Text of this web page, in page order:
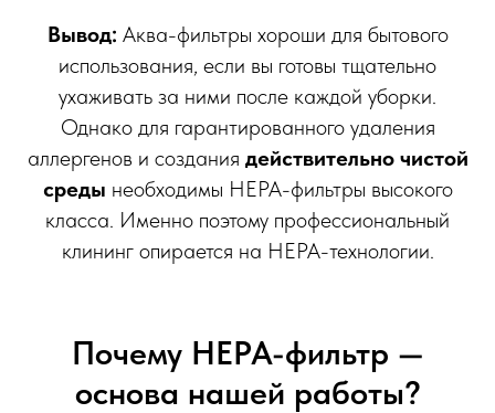
Вывод: Аква-фильтры хороши для бытового
использования, если вы готовы тщательно
ухаживать за ними после каждой уборки.
Однако для гарантированного удаления
аллергенов и создания действительно чистой
среды необходимы HEPA-фильтры высокого
класса. Именно поэтому профессиональный
клининг опирается на HEPA-технологии.
Почему HEPA-фильтр —
основа нашей работы?